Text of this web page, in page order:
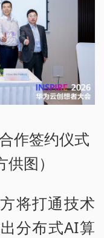
作签约仪式
图）
将打通技术
分布式AI算